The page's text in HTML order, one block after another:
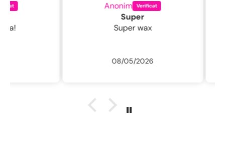
Anonim
Super
Super wax
08/05/2026